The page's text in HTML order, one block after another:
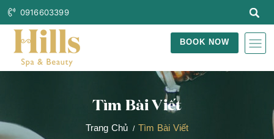
0916603399
BOOK NOW
Tìm Bài Viết
Trang Chủ Tìm Bài Viết